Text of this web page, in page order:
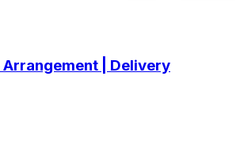
Arrangement | Delivery